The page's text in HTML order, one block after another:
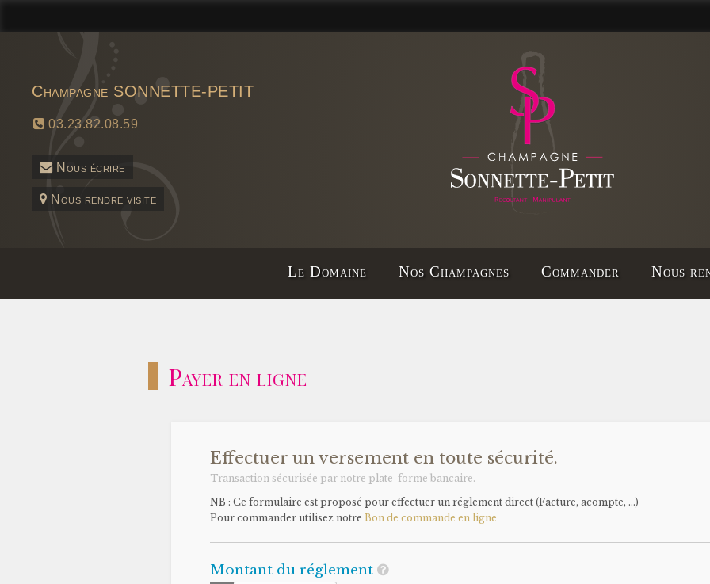
Champagne SONNETTE-PETIT
03.23.82.08.59
Nous écrire
Nous rendre visite
Le Domaine Nos Champagnes Commander Nous
Payer en ligne
Effectuer un versement en toute sécurité.
Transaction sécurisée par notre plate-forme bancaire.
NB : Ce formulaire est proposé pour effectuer un réglement direct (Facture, acompte, ...)
Pour commander utilisez notreBon de commande en ligne
Montant du réglement